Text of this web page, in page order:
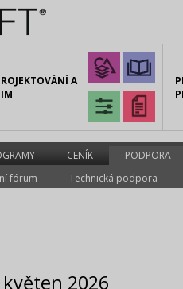
A
CENÍK
PODPORA
fórum Technická podpora
květen 2026